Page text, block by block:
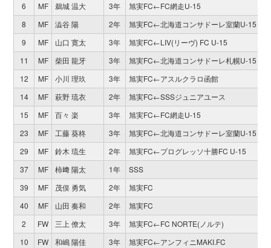
6
MF 鵜城 温大 3年 旭実FC←FC網走U-15
8
MF 澁谷 陽 2年 旭実FC←北海道コンサドーレ室蘭U-15
9
MF 山口 寛太 3年 旭実FC←LIV(リーヴ) FC U-15
11
MF 柴田 龍牙 3年 旭実FC←北海道コンサドーレ札幌U-15
12
MF 小川 理玖 3年 旭実FC←アスルクラロ函館
14
MF 萩野 琉衣 2年 旭実FC←SSSジュニアユース
15
MF 百々 楽 3年 旭実FC←FC網走U-15
23
MF 工藤 葵柊 3年 旭実FC←北海道コンサドーレ室蘭U-15
29
MF 鈴木 琉生 2年 旭実FC←プログレッソ十勝FC U-15
37
MF 柿﨑 陽太 1年 SSS
39
MF 茂俣 勇気 2年 旭実FC
40
MF 山田 奏和 2年 旭実FC
2
FW 三上 僚太 3年 旭実FC←FC NORTE(ノルテ)
10
FW 和嶋 陽佳 3年 旭実FC←アンフィニMAKI.FC